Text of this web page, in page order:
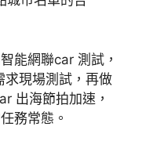
能網聯car 測試，
求現場測試，再做
出海節拍加速，
務常態。